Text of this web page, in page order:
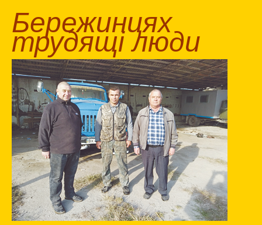
Бережинцях
трудящі люди